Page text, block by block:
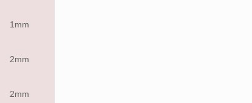
1mm
2mm
2mm